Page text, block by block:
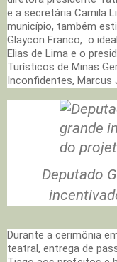
e a secretária Camila
município, também
Glaycon Franco, o
Elias de Lima e o
Turísticos de Minas
Inconfidentes, Marcus
Deputado
Durante a cerimônia
teatral, entrega de